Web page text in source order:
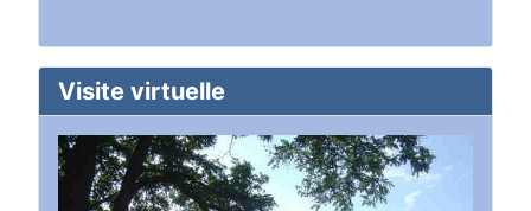
Visite virtuelle